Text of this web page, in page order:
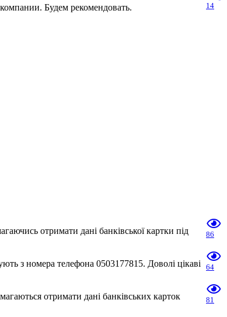
Будем рекомендовать.
14
отримати дані банківської картки під
86
з номера телефона 0503177815. Доволі цікаві
64
отримати дані банківських карток
81